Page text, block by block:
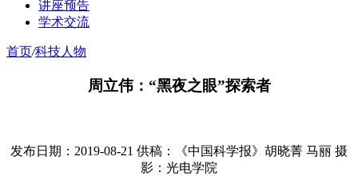
讲座预告
学术交流
首页/科技人物
周立伟：“黑夜之眼”探索者
发布日期：2019-08-21 供稿：《中国科学报》胡晓菁 马丽 摄
影：光电学院